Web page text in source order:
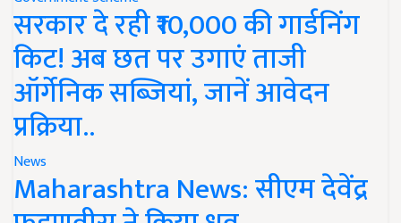
सरकार दे रही ₹10,000 की गार्डनिंग
किट! अब छत पर उगाएं ताजी
ऑर्गेनिक सब्जियां, जानें आवेदन
प्रक्रिया..
News
Maharashtra News: सीएम देवेंद्र